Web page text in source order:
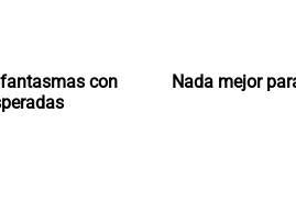
con
Nada mejor